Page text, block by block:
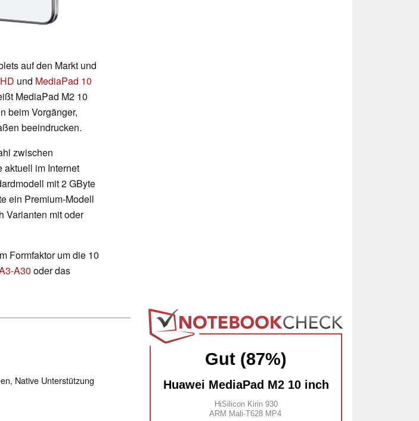
auf den Markt und
und MediaPad 10
MediaPad M2 10
beim Vorgänger,
beeindrucken.
zwischen
im Internet
mit 2 GByte
ein Premium-Modell
Varianten mit oder
Formfaktor um die 10
A30 oder das
Gut (87%)
Huawei MediaPad M2 10 inch
HiSilicon Kirin 930
ARM Mali-T628 MP4
Native Unterstützung